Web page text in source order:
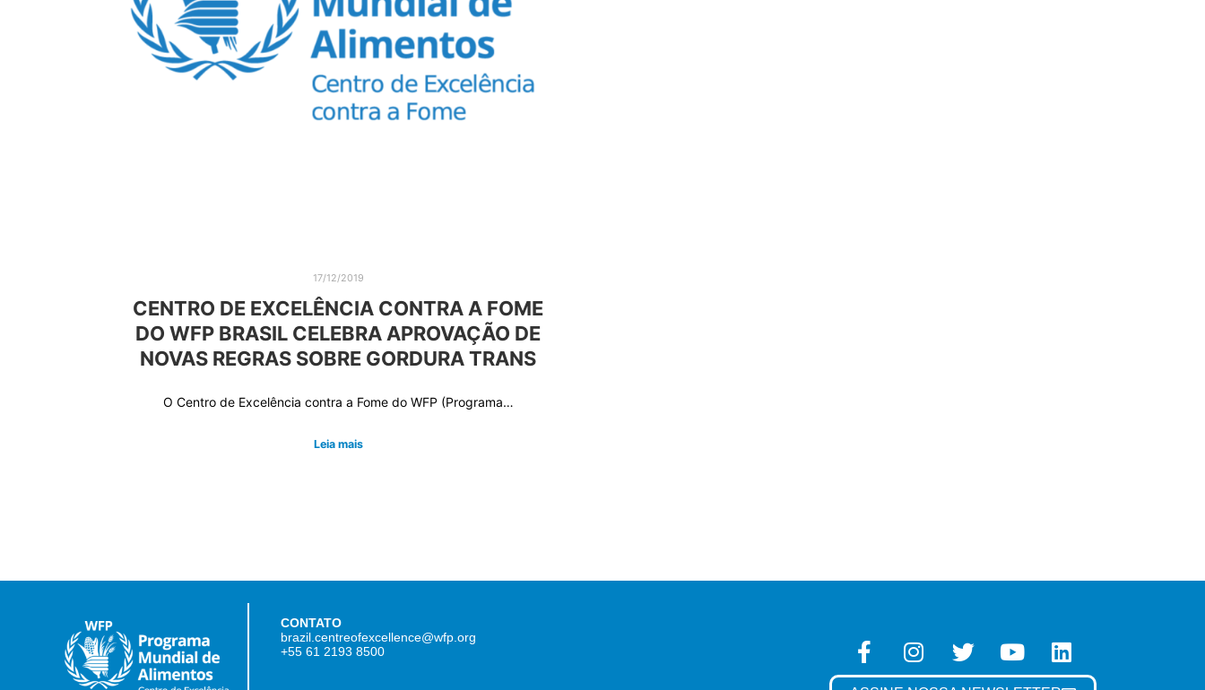
17/12/2019
CENTRO DE EXCELÊNCIA CONTRA A FOME
DO WFP BRASIL CELEBRA APROVAÇÃO DE
NOVAS REGRAS SOBRE GORDURA TRANS
O Centro de Excelência contra a Fome do WFP (Programa…
Leia mais
CONTATO
brazil.centreofexcellence@wfp.org
+55 61 2193 8500